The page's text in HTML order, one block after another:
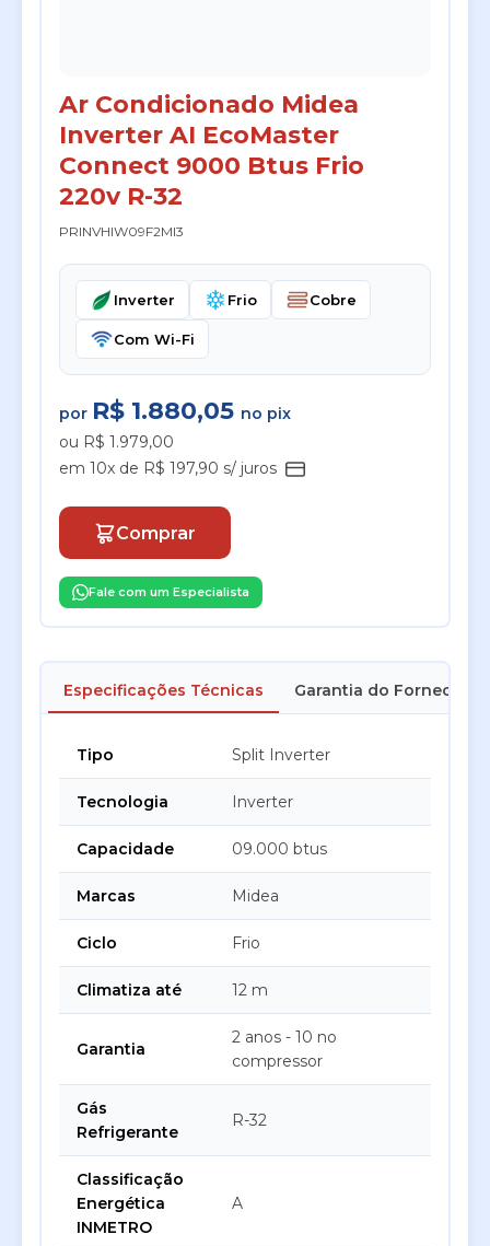
Ar Condicionado Midea
Inverter AI EcoMaster
Connect 9000 Btus Frio
220v R-32
PRINVHIW09F2MI3
Inverter Frio Cobre
Com Wi-Fi
por R$ 1.880,05 no pix
ou R$ 1.979,00
em 10x de R$ 197,90 s/ juros
Comprar
Fale com um Especialista
Especificações Técnicas Garantia do Fornecedor
Tipo Split Inverter
Tecnologia Inverter
Capacidade 09.000 btus
Marcas Midea
Ciclo Frio
Climatiza até 12 m
Garantia
2 anos - 10 no
compressor
Gás
Refrigerante
R-32
Classificação
Energética
INMETRO
A